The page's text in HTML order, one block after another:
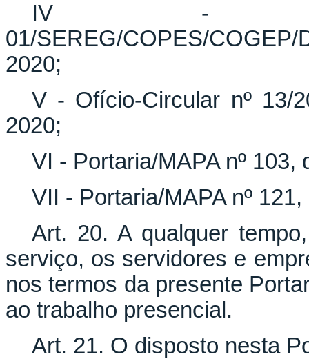
IV -
01/SEREG/COPES/
2020;
V - Ofício-Circular nº 13/
2020;
VI - Portaria/MAPA nº
VII - Portaria/MAPA nº
Art. 20. A qualquer
serviço, os servidores e
nos termos da presente
ao trabalho presencial.
Art. 21. O disposto nesta